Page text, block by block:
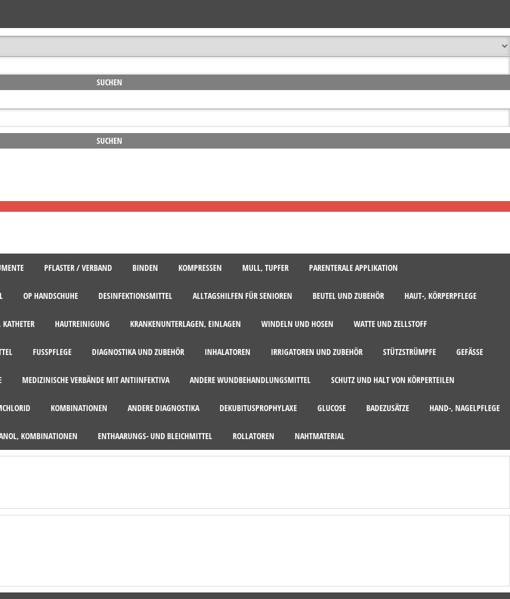
PFLASTER / VERBAND BINDEN KOMPRESSEN MULL, TUPFER PARENTERALE APPLIKATION
OP HANDSCHUHE DESINFEKTIONSMITTEL ALLTAGSHILFEN FÜR SENIOREN BEUTEL UND ZUBEHÖR HAUT-, KÖRPERPFLEGE
HAUTREINIGUNG KRANKENUNTERLAGEN, EINLAGEN WINDELN UND HOSEN WATTE UND ZELLSTOFF
FUSSPFLEGE DIAGNOSTIKA UND ZUBEHÖR INHALATOREN IRRIGATOREN UND ZUBEHÖR STÜTZSTRÜMPFE GEFÄSSE
MEDIZINISCHE VERBÄNDE MIT ANTIINFEKTIVA ANDERE WUNDBEHANDLUNGSMITTEL SCHUTZ UND HALT VON KÖRPERTEILEN
KOMBINATIONEN ANDERE DIAGNOSTIKA DEKUBITUSPROPHYLAXE GLUCOSE BADEZUSÄTZE HAND-, NAGELPFLEGE
KOMBINATIONEN ENTHAARUNGS- UND BLEICHMITTEL ROLLATOREN NAHTMATERIAL